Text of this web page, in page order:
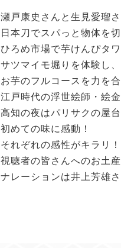
瀬戸康史さんと生見愛瑠
日本刀でスパっと物体を
ひろめ市場で芋けんぴタワ
サツマイモ堀りを体験し、
お芋のフルコースを力を
江戸時代の浮世絵師・絵
高知の夜はパリサクの屋台
初めての味に感動！
それぞれの感性がキラリ！
視聴者の皆さんへのお土
ナレーションは井上芳雄さ